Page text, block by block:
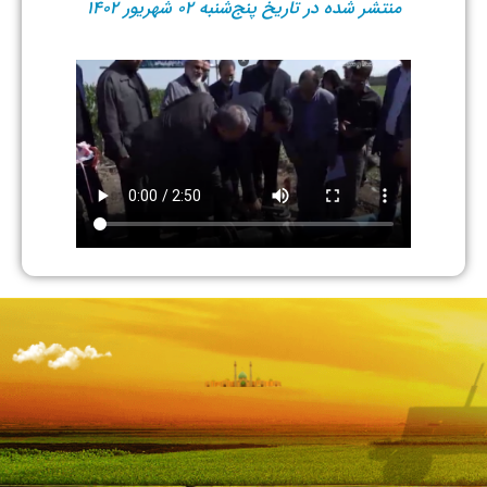
منتشر شده در تاریخ پنج‌شنبه ۰۲ شهریور ۱۴۰۲